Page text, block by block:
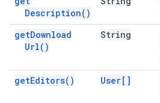
Description( )
getDownload
Url( )
String
getEditors( ) User[]